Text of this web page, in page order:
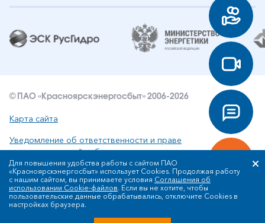
© ПАО «Красноярскэнергосбыт» 2006-2026
Карта сайта
Уведомление об ответственности и праве
интеллектуальной собственности
Политика ПАО «Красноярскэнергосбыт» в отношении
обработки персональных данных
Для повышения удобства работы с сайтом ПАО
«Красноярскэнергосбыт» использует Cookies. Продолжая работу
с нашим сайтом, вы принимаете условия Соглашения об
использовании Cookie-файлов. Если вы не хотите, чтобы
пользовательские данные обрабатывались, отключите Cookies в
настройках браузера.